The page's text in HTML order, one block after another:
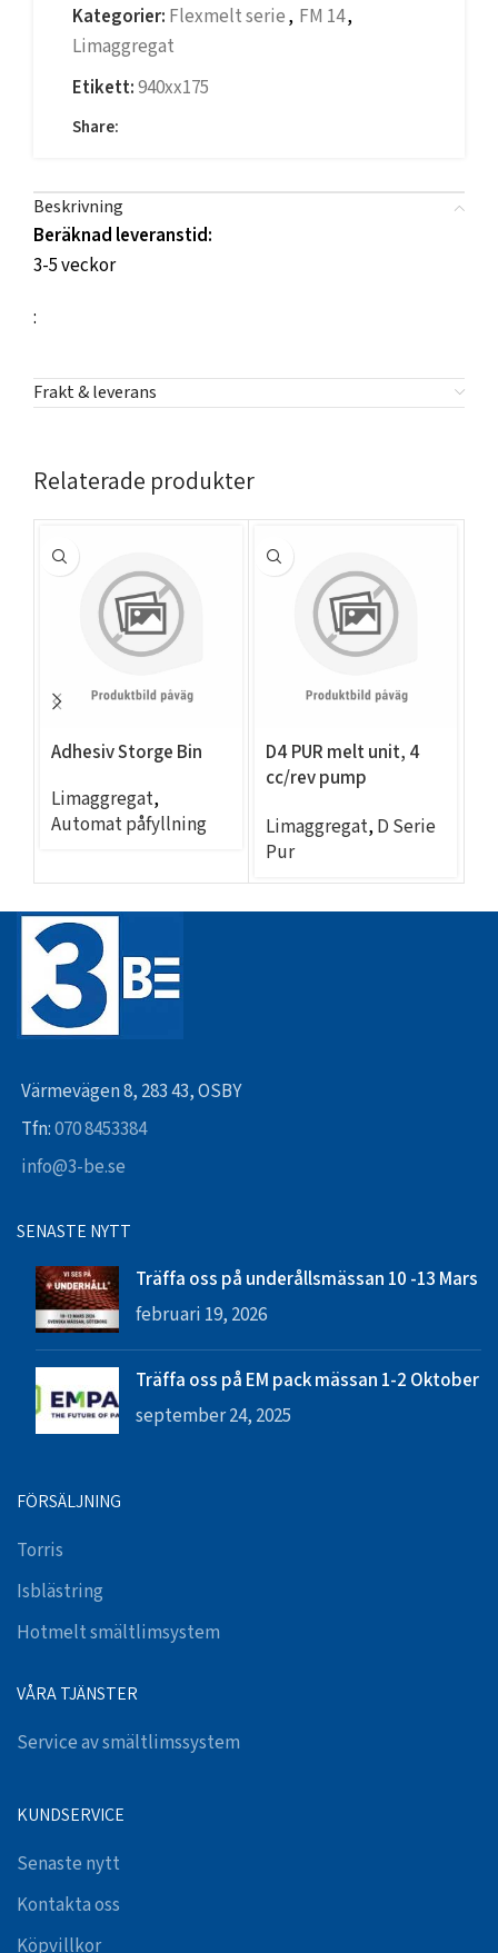
Kategorier: Flexmelt serie, FM 14,
Limaggregat
Etikett:940xx175
Share:
Beskrivning
Beräknad leveranstid:
3-5 veckor
:
Frakt & leverans
Relaterade produkter
Adhesiv Storge Bin
Limaggregat,
Automat påfyllning
D4 PUR melt unit, 4
cc/rev pump
Ni 120)
Limaggregat, D Serie
Pur
Värmevägen 8, 283 43, OSBY
Tfn:070 8453384
info@3-be.se
SENASTE NYTT
Träffa oss på underållsmässan 10 -13 Mars
februari 19, 2026
Träffa oss på EM pack mässan 1-2 Oktober
september 24, 2025
FÖRSÄLJNING
Torris
Isblästring
Hotmelt smältlimsystem
VÅRA TJÄNSTER
Service av smältlimssystem
KUNDSERVICE
Senaste nytt
Kontakta oss
Köpvillkor